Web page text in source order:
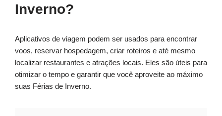
Inverno?
Aplicativos de viagem podem ser usados para encontrar
voos, reservar hospedagem, criar roteiros e até mesmo
localizar restaurantes e atrações locais. Eles são úteis para
otimizar o tempo e garantir que você aproveite ao máximo
suas Férias de Inverno.